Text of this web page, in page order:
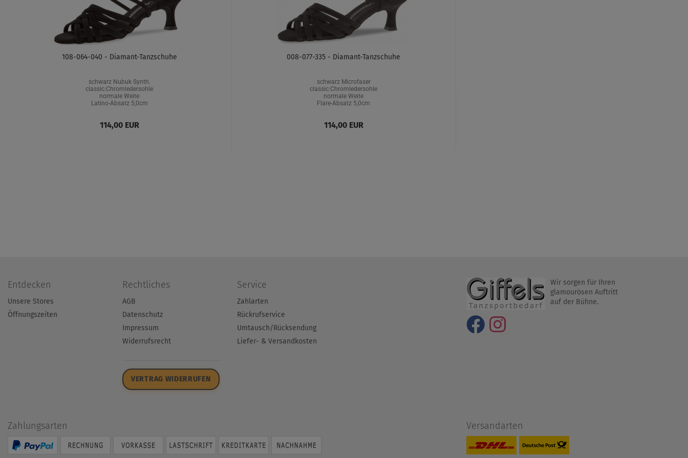
108-064-040 - Diamant-Tanzschuhe
schwarz Nubuk Synth.
classic:Chromledersohle
normale Weite
Latino-Absatz 5,0cm
114,00 EUR
008-077-335 - Diamant-Tanzschuhe
schwarz Microfaser
classic:Chromledersohle
normale Weite
Flare-Absatz 5,0cm
114,00 EUR
Entdecken
Unsere Stores
Öffnungszeiten
Rechtliches
AGB
Datenschutz
Impressum
Widerrufsrecht
VERTRAG WIDERRUFEN
Service
Zahlarten
Rückrufservice
Umtausch/Rücksendung
Liefer- & Versandkosten
Wir sorgen für Ihren
glamourösen Auftritt
auf der Bühne.
Zahlungsarten Versandarten